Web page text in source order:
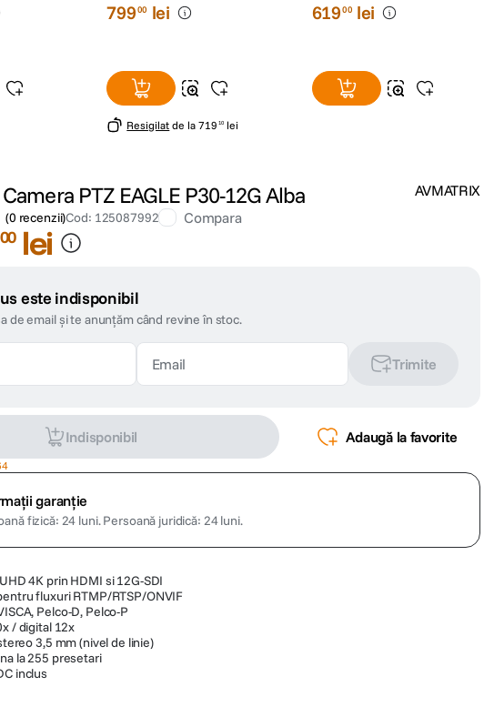
79900 lei
Resigilat de la 719 10 lei
61900 lei
PTZ EAGLE P30-12G Alba
(0 recenzii)Cod: 125087992 Compara
AVMATRIX
00 lei
este indisponibil
de email și te anunțăm când revine în stoc.
Trimite
Indisponibil Adaugă la favorite
garanție
fizică: 24 luni.Persoană juridică: 24 luni.
4K prin HDMI si 12G-SDI
fluxuri RTMP/RTSP/ONVIF
Pelco-D, Pelco-P
/ digital 12x
3,5 mm (nivel de linie)
la 255 presetari
inclus